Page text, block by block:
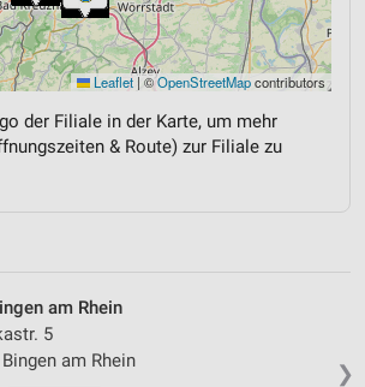
Leaflet|©OpenStreetMapcontributors
der Filiale in der Karte, um mehr
& Route) zur Filiale zu
❯
am Rhein
5
am Rhein